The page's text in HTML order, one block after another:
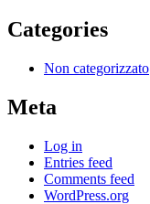
Categories
Non categorizzato
Meta
Log in
Entries feed
Comments feed
WordPress.org